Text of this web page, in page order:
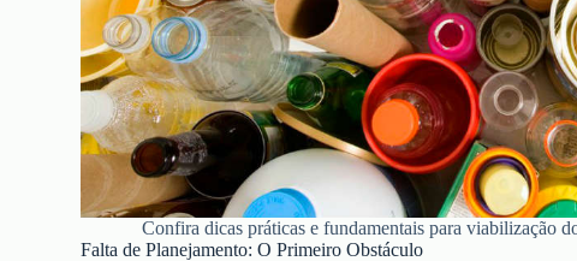
Confira dicas práticas e fundamentais para viabilização
Falta de Planejamento: O Primeiro Obstáculo